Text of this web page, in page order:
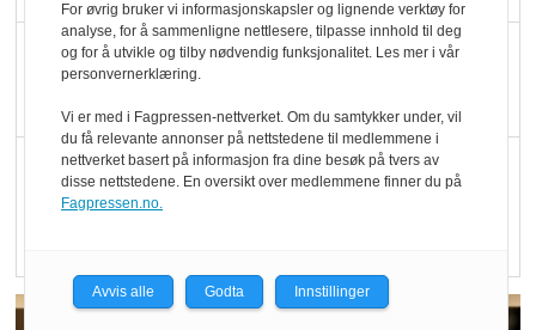
Kolonihagen sliter
med å få tak i nok melk
Rapport: Økokundene
For øvrig bruker vi informasjonskapsler og lignende verktøy for
analyse, for å sammenligne nettlesere, tilpasse innhold til deg
og for å utvikle og tilby nødvendig funksjonalitet. Les mer i vår
personvernerklæring.
Vi er med i Fagpressen-nettverket. Om du samtykker under, vil
du få relevante annonser på nettstedene til medlemmene i
nettverket basert på informasjon fra dine besøk på tvers av
disse nettstedene. En oversikt over medlemmene finner du på
Fagpressen.no.
Avvis alle Godta Innstillinger